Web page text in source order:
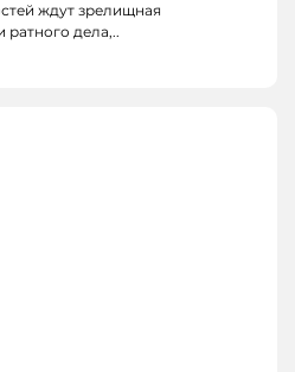
ждут зрелищная
ратного дела,..